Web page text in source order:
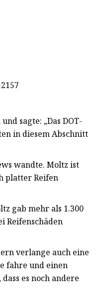
sagte: „Das DOT-
in diesem Abschnitt
wandte. Moltz ist
platter Reifen
gab mehr als 1.300
Reifenschäden
verlange auch eine
fahre und einen
es noch andere